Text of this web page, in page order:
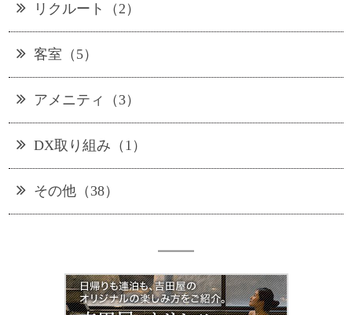
リクルート（2）
客室（5）
アメニティ（3）
DX取り組み（1）
その他（38）